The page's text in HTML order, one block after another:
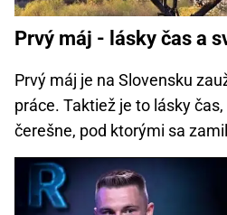
Prvý máj - lásky čas a
Prvý máj je na Slovensku
práce. Taktiež je to lásky
čerešne, pod ktorými sa